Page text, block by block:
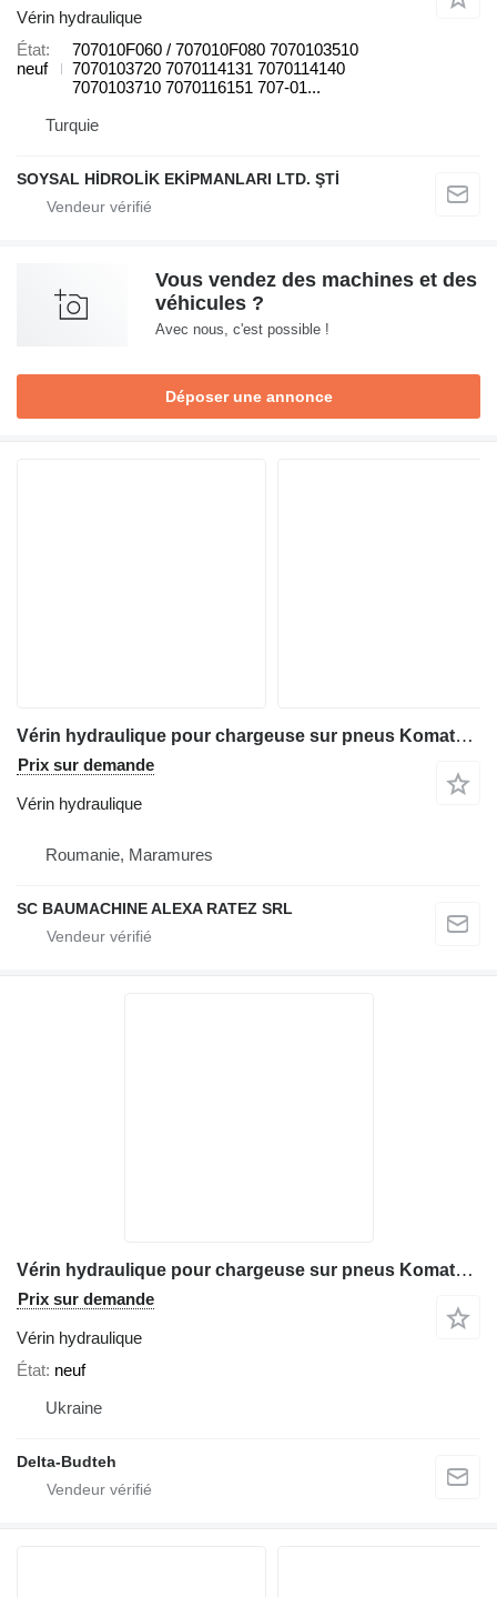
Vérin hydraulique
État
neuf
707010F060 / 707010F080 7070103510
7070103720 7070114131 7070114140
7070103710 7070116151 707-01...
Turquie
SOYSAL HİDROLİK EKİPMANLARI LTD. ŞTİ
Vous vendez des machines et des
véhicules ?
Avec nous, c'est possible !
Déposer une annonce
Vérin hydraulique pour chargeuse sur pneus Komatsu WA250
Prix sur demande
Vérin hydraulique
Roumanie, Maramures
SC BAUMACHINE ALEXA RATEZ SRL
Vérin hydraulique pour chargeuse sur pneus Komatsu WA380
Prix sur demande
Vérin hydraulique
État neuf
Ukraine
Delta-Budteh